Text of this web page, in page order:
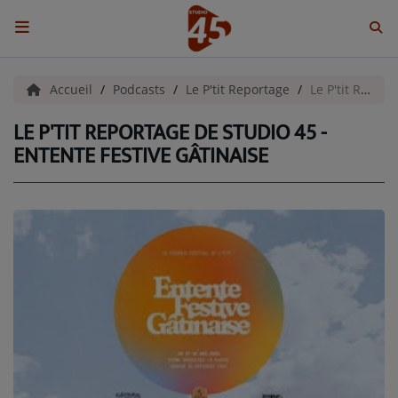
ACCUEIL
Emissions
BENJI & COMPAGNIE
GIEN, SA FABULEUSE HISTOIRE
GRAFFITI CINÉMA
LES ASSOCIÉS DU JOUR
LA CHRONIQUE ENVIRONNEMENTALE
LA CHRONIQUE MUSICALE
Accueil Podcasts Le P'tit Reportage Le P'tit Reportage de Studio 45 - Entente Festive Gâtinaise
LE P'TIT REPORTAGE DE STUDIO 45 -
ENTENTE FESTIVE GÂTINAISE